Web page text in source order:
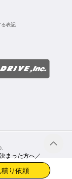
まった方へ／
積り依頼
表記